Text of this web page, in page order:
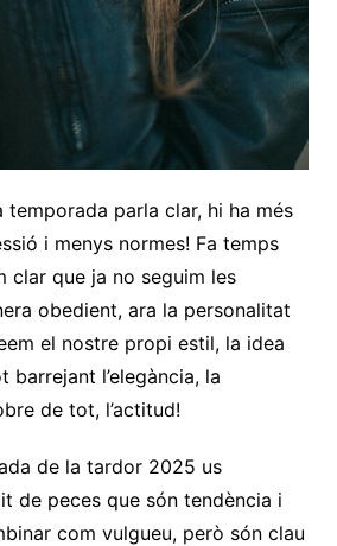
temporada parla clar, hi ha més
i menys normes! Fa temps
clar que ja no seguim les
obedient, ara la personalitat
el nostre propi estil, la idea
barrejant l’elegància, la
de tot, l’actitud!
de la tardor 2025 us
de peces que són tendència i
com vulgueu, però són clau